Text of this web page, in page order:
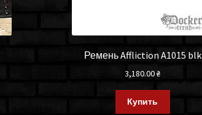
Ремень Affliction A1015 blk
3,180.00₴
Купить